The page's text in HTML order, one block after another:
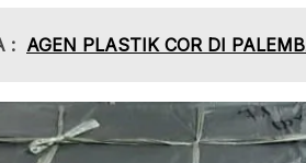
: AGEN PLASTIK COR DI